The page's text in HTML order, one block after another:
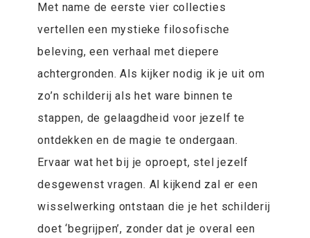
Met name de eerste vier collecties
vertellen een mystieke filosofische
beleving, een verhaal met diepere
achtergronden. Als kijker nodig ik je uit om
zo’n schilderij als het ware binnen te
stappen, de gelaagdheid voor jezelf te
ontdekken en de magie te ondergaan.
Ervaar wat het bij je oproept, stel jezelf
desgewenst vragen. Al kijkend zal er een
wisselwerking ontstaan die je het schilderij
doet ‘begrijpen’, zonder dat je overal een